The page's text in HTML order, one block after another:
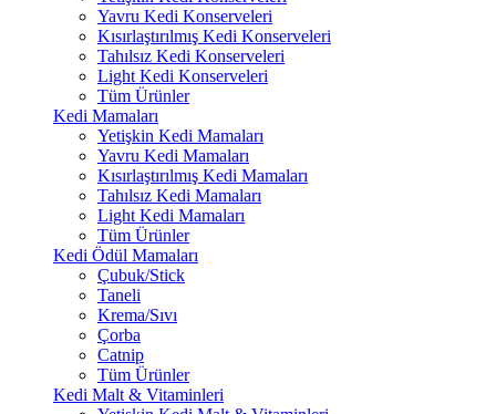
Yavru Kedi Konserveleri
Kısırlaştırılmış Kedi Konserveleri
Tahılsız Kedi Konserveleri
Light Kedi Konserveleri
Tüm Ürünler
Kedi Mamaları
Yetişkin Kedi Mamaları
Yavru Kedi Mamaları
Kısırlaştırılmış Kedi Mamaları
Tahılsız Kedi Mamaları
Light Kedi Mamaları
Tüm Ürünler
Kedi Ödül Mamaları
Çubuk/Stick
Taneli
Krema/Sıvı
Çorba
Catnip
Tüm Ürünler
Kedi Malt & Vitaminleri